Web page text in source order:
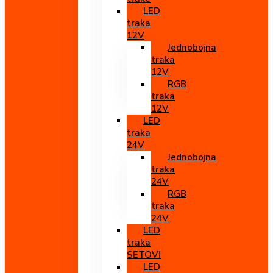
LED
traka
12V
Jednobojna
traka
12V
RGB
traka
12V
LED
traka
24V
Jednobojna
traka
24V
RGB
traka
24V
LED
traka
SETOVI
LED